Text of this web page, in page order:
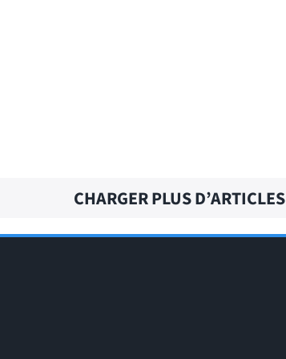
CHARGER PLUS D’ARTICLES